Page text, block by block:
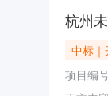
杭州
中标
项目编